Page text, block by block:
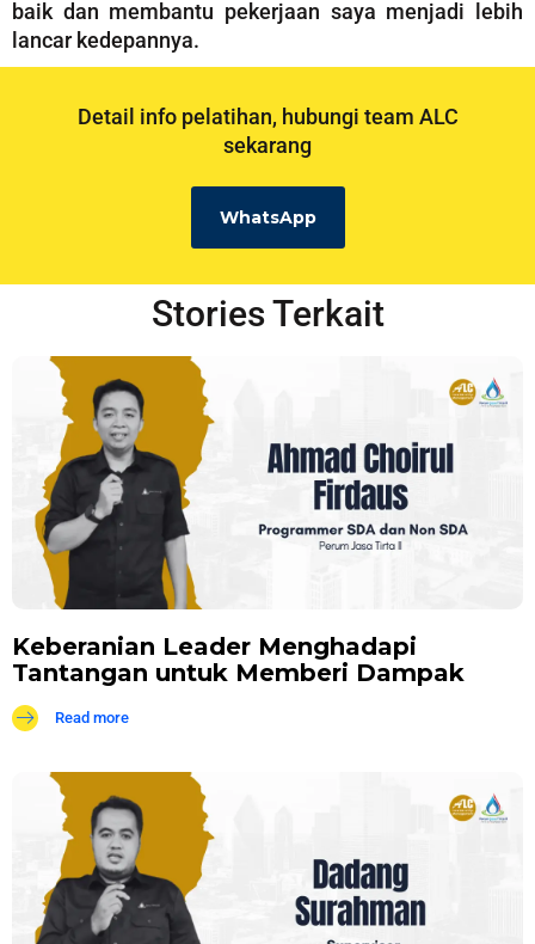
baik dan membantu pekerjaan saya menjadi lebih
lancar kedepannya.
Detail info pelatihan, hubungi team ALC
sekarang
WhatsApp
Stories Terkait
Keberanian Leader Menghadapi
Tantangan untuk Memberi Dampak
Read more